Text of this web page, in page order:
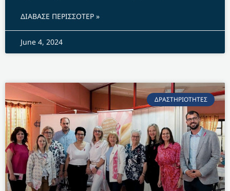
ΔΙΑΒΑΣΕ ΠΕΡΙΣΣΟΤΕΡ »
June 4, 2024
ΔΡΑΣΤΗΡΙΟΤΗΤΕΣ